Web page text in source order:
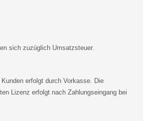
sich zuzüglich Umsatzsteuer.
erfolgt durch Vorkasse. Die
Lizenz erfolgt nach Zahlungseingang bei